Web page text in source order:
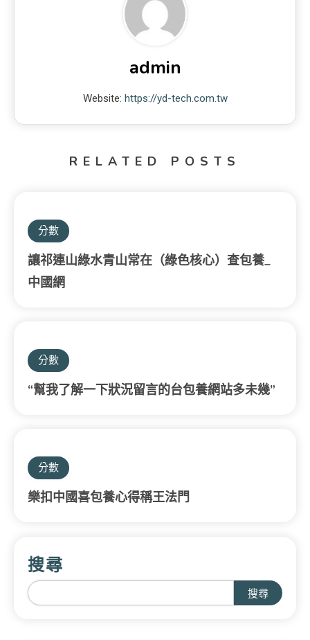
admin
Website: https://yd-tech.com.tw
RELATED POSTS
分數
讓祁連山綠水青山常在（綠色核心）查包養_
中國網
分數
“幫我了解一下狀況留言的台包養網站多未幾”
分數
樂扣中國喜包養心得稱王法門
搜尋
搜尋